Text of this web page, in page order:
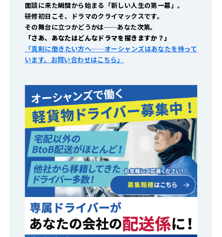
面談に来た瞬間から始まる「新しい人生の第一幕」。
研修初日こそ、ドラマのクライマックスです。
その舞台に立つかどうかは──あなた次第。
「さあ、あなたはどんなドラマを描きますか？」
「真剣に働きたい方へ──オーシャンズはあなたを待って
います。お問い合わせはこちら」